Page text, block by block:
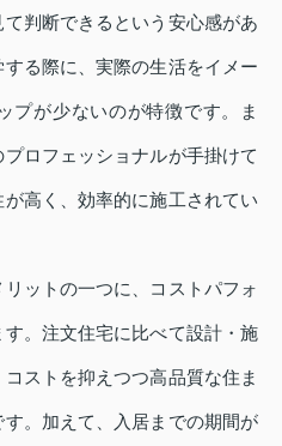
判断できるという安心感があ
る際に、実際の生活をイメー
プが少ないのが特徴です。ま
ロフェッショナルが手掛けて
高く、効率的に施工されてい
ットの一つに、コストパフォ
。注文住宅に比べて設計・施
ストを抑えつつ高品質な住ま
。加えて、入居までの期間が